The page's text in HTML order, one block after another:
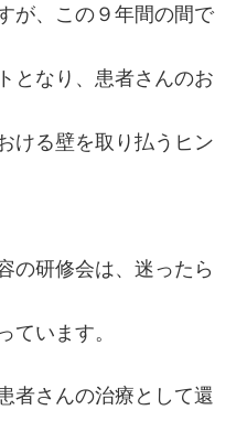
が、この９年間の間で
となり、患者さんのお
ける壁を取り払うヒン
の研修会は、迷ったら
ています。
者さんの治療として還